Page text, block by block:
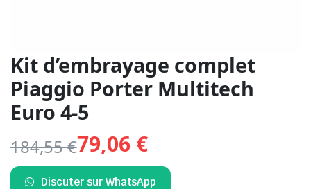
Kit d’embrayage complet
Piaggio Porter Multitech
Euro 4-5
184,55€79,06 €
Discuter sur WhatsApp